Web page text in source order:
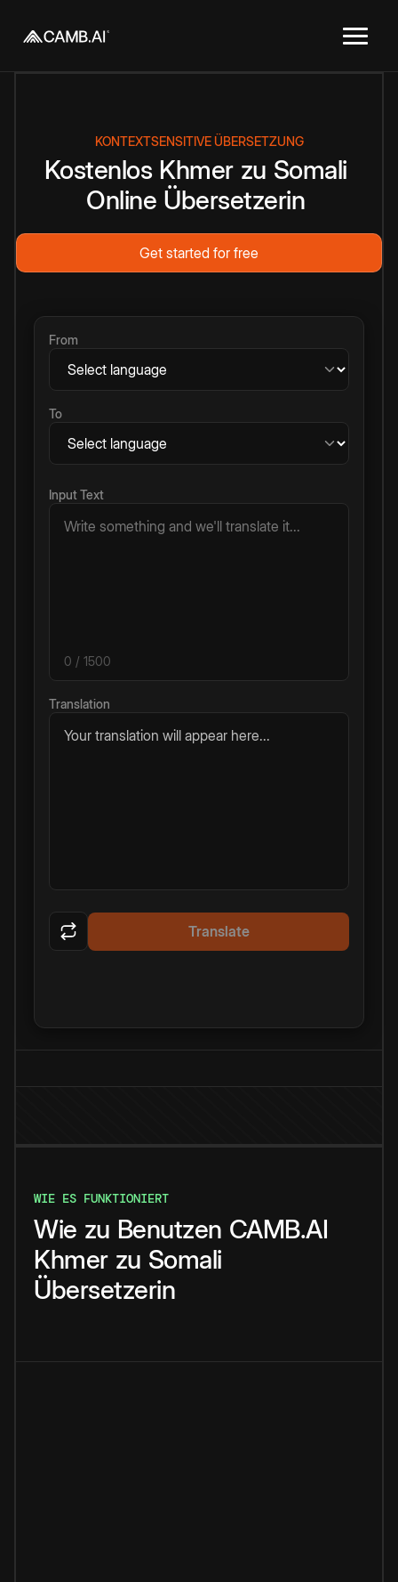
KONTEXTSENSITIVE ÜBERSETZUNG
Kostenlos Khmer zu Somali
Online Übersetzerin
Get started for free
From
To
Input Text
0 / 1500
Translation
Your translation will appear here...
Translate
WIE ES FUNKTIONIERT
Wie zu Benutzen CAMB.AI
Khmer zu Somali
Übersetzerin